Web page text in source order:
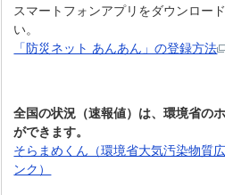
スマートフォンアプリをダウンロー
い。
「防災ネット あんあん」の登録方法
全国の状況（速報値）は、環境省の
ができます。
そらまめくん（環境省大気汚染物質
ンク）